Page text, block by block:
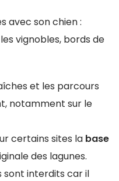
avec son chien :
vignobles, bords de
et les parcours
notamment sur le
certains sites la base
des lagunes.
sont interdits car il